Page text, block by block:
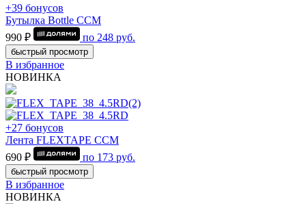
+39 бонусов
Бутылка Bottle CCM
990 ₽
по 248 руб.
быстрый просмотр
В избранное
НОВИНКА
+27 бонусов
Лента FLEXTAPE CCM
690 ₽
по 173 руб.
быстрый просмотр
В избранное
НОВИНКА